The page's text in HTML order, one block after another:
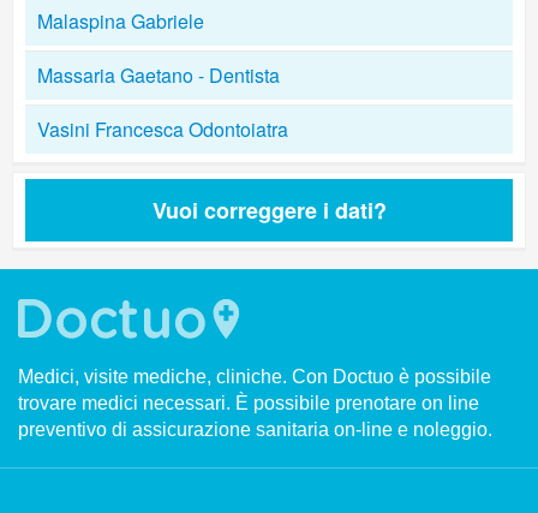
Malaspina Gabriele
Massaria Gaetano - Dentista
Vasini Francesca Odontoiatra
Vuoi correggere i dati?
Medici, visite mediche, cliniche. Con Doctuo è possibile
trovare medici necessari. È possibile prenotare on line
preventivo di assicurazione sanitaria on-line e noleggio.